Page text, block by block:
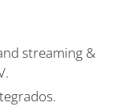
streaming &